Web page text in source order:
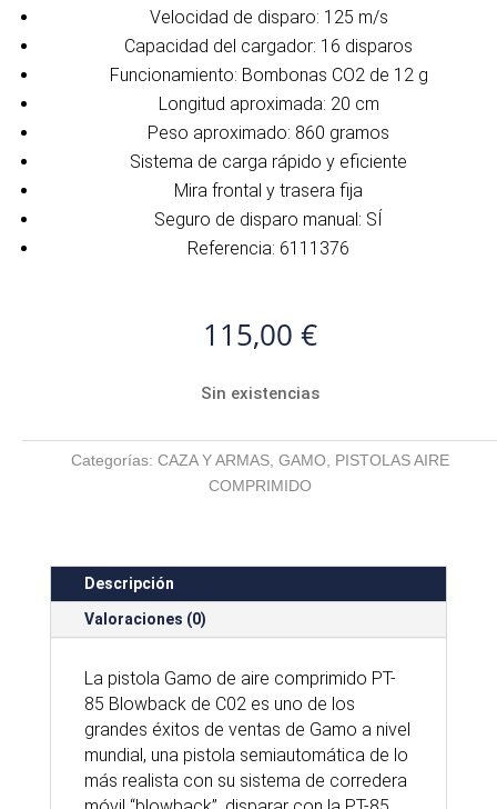
Velocidad de disparo: 125 m/s
Capacidad del cargador: 16 disparos
Funcionamiento: Bombonas CO2 de 12 g
Longitud aproximada: 20 cm
Peso aproximado: 860 gramos
Sistema de carga rápido y eficiente
Mira frontal y trasera fija
Seguro de disparo manual: SÍ
Referencia: 6111376
115,00 €
Sin existencias
Categorías: CAZA Y ARMAS, GAMO
PISTOLAS AIRE
COMPRIMIDO
Descripción
Valoraciones (0)
La pistola Gamo de aire comprimido PT-
85 Blowback de C02 es uno de los
grandes éxitos de ventas de Gamo a nivel
mundial, una pistola semiautomática de lo
más realista con su sistema de corredera